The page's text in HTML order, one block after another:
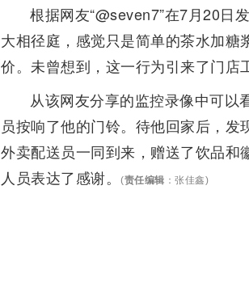
根据网友“@seven7”在7月20日
大相径庭，感觉只是简单的茶水加
价。未曾想到，这一行为引来了门店
从该网友分享的监控录像中可以
员按响了他的门铃。待他回家后，
外卖配送员一同到来，赠送了饮品
人员表达了感谢。
(责任编辑 ：张佳鑫)